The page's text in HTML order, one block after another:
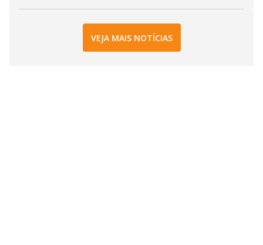
VEJA MAIS NOTÍCIAS